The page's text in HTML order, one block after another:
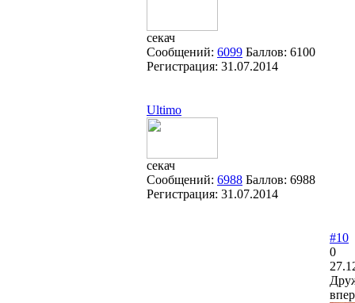
секач
Сообщений: 6099 Баллов: 6100
Регистрация: 31.07.2014
Ultimo
секач
Сообщений: 6988 Баллов: 6988
Регистрация: 31.07.2014
#10
0